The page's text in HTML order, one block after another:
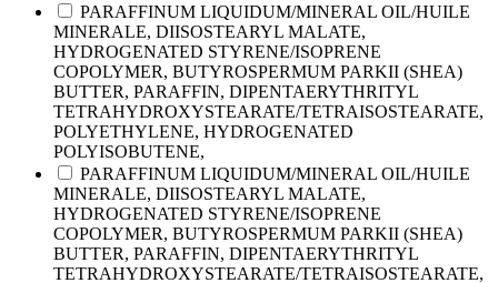
PARAFFINUM LIQUIDUM/MINERAL OIL/HUILE
MINERALE, DIISOSTEARYL MALATE,
HYDROGENATED STYRENE/ISOPRENE
COPOLYMER, BUTYROSPERMUM PARKII (SHEA)
BUTTER, PARAFFIN, DIPENTAERYTHRITYL
TETRAHYDROXYSTEARATE/TETRAISOSTEARATE,
POLYETHYLENE, HYDROGENATED
POLYISOBUTENE,
PARAFFINUM LIQUIDUM/MINERAL OIL/HUILE
MINERALE, DIISOSTEARYL MALATE,
HYDROGENATED STYRENE/ISOPRENE
COPOLYMER, BUTYROSPERMUM PARKII (SHEA)
BUTTER, PARAFFIN, DIPENTAERYTHRITYL
TETRAHYDROXYSTEARATE/TETRAISOSTEARATE,